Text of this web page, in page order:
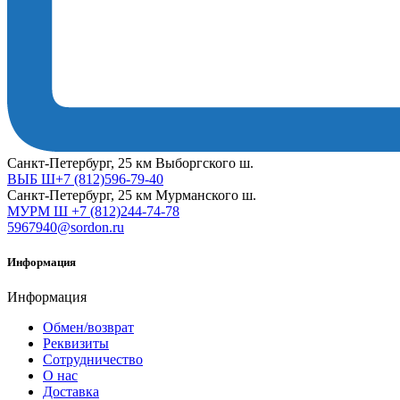
Cанкт-Петербург, 25 км Выборгского ш.
ВЫБ Ш+7 (812)596-79-40
Cанкт-Петербург, 25 км Мурманского ш.
МУРМ Ш +7 (812)244-74-78
5967940@sordon.ru
Информация
Информация
Обмен/возврат
Реквизиты
Сотрудничество
О нас
Доставка